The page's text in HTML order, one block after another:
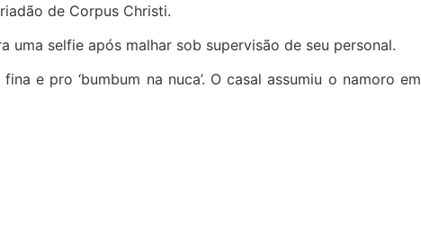
de Corpus Christi.
selfie após malhar sob supervisão de seu personal.
e pro ‘bumbum na nuca’. O casal assumiu o namoro em